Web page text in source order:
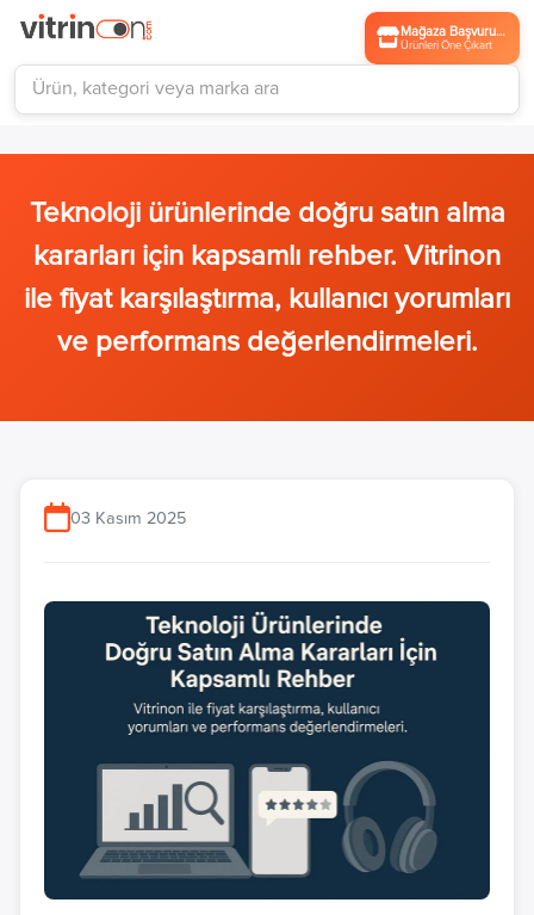
Mağaza Başvurusu
Ürünleri Öne Çıkart
Teknoloji ürünlerinde doğru satın alma
kararları için kapsamlı rehber. Vitrinon
ile fiyat karşılaştırma, kullanıcı yorumları
ve performans değerlendirmeleri.
03 Kasım 2025